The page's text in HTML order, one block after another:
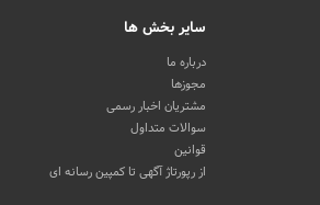
سایر بخش ها
درباره ما
مجوزها
مشتریان اخبار رسمی
سوالات متداول
قوانین
از رپورتاژ آگهی تا کمپین رسانه ای